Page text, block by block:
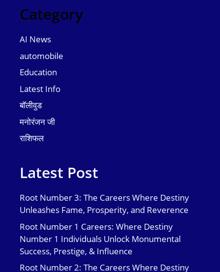
Category
AI News
automobile
Education
Latest Info
बॉलीवुड
मनोरंजन जी
राशिफल
Latest Post
Root Number 3: The Careers Where Destiny
Unleashes Fame, Prosperity, and Reverence
Root Number 1 Careers: Where Destiny
Number 1 Individuals Unlock Monumental
Success, Prestige, & Influence
Root Number 2: The Careers Where Destiny